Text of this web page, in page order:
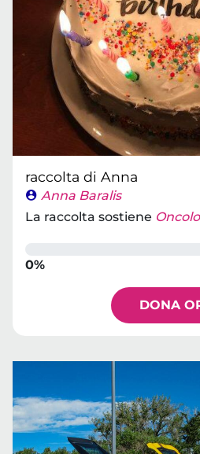
raccolta di Anna
Anna Baralis
La raccolta sostiene
0%
DONA